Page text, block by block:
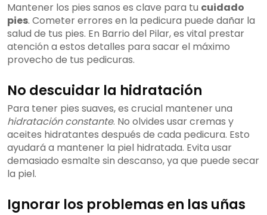
Mantener los pies sanos es clave para tu cuidado
pies. Cometer errores en la pedicura puede dañar la
salud de tus pies. En Barrio del Pilar, es vital prestar
atención a estos detalles para sacar el máximo
provecho de tus pedicuras.
No descuidar la hidratación
Para tener pies suaves, es crucial mantener una
hidratación constante. No olvides usar cremas y
aceites hidratantes después de cada pedicura. Esto
ayudará a mantener la piel hidratada. Evita usar
demasiado esmalte sin descanso, ya que puede secar
la piel.
Ignorar los problemas en las uñas